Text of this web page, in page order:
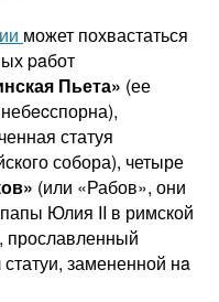
может похвастаться
paбот
Пьета» (ее
статуя
собора), четыре
(или «Рабов», они
Юлия II в римской
прославленный
замененной нa